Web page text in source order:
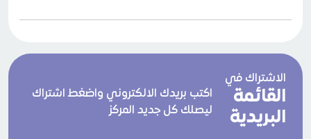
الاشتراك في
القائمة
البريدية
اكتب بريدك الالكتروني واضغط اشتراك
ليصلك كل جديد المركز